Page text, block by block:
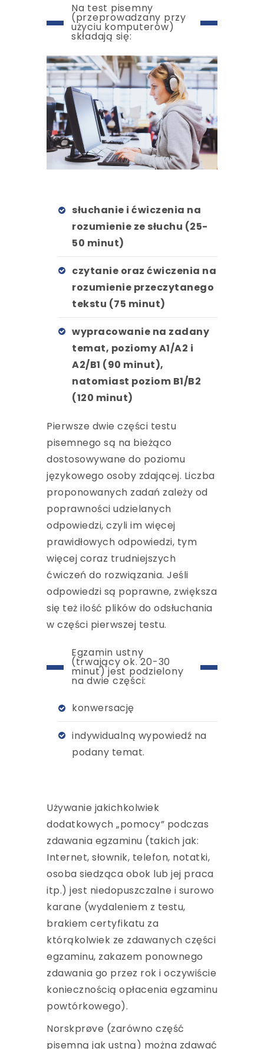
Na test pisemny
(przeprowadzany przy
użyciu komputerów)
składają się:
słuchanie i ćwiczenia na
rozumienie ze słuchu (25-
50 minut)
czytanie oraz ćwiczenia na
rozumienie przeczytanego
tekstu (75 minut)
wypracowanie na zadany
temat, poziomy A1/A2 i
A2/B1 (90 minut),
natomiast poziom B1/B2
(120 minut)
Pierwsze dwie części testu
pisemnego są na bieżąco
dostosowywane do poziomu
językowego osoby zdającej. Liczba
proponowanych zadań zależy od
poprawności udzielanych
odpowiedzi, czyli im więcej
prawidłowych odpowiedzi, tym
więcej coraz trudniejszych
ćwiczeń do rozwiązania. Jeśli
odpowiedzi są poprawne, zwiększa
się też ilość plików do odsłuchania
w części pierwszej testu.
Egzamin ustny
(trwający ok. 20-30
minut) jest podzielony
na dwie części:
konwersację
indywidualną wypowiedź na
podany temat.
Używanie jakichkolwiek
dodatkowych „pomocy” podczas
zdawania egzaminu (takich jak:
Internet, słownik, telefon, notatki,
osoba siedząca obok lub jej praca
itp.) jest niedopuszczalne i surowo
karane (wydaleniem z testu,
brakiem certyfikatu za
którąkolwiek ze zdawanych części
egzaminu, zakazem ponownego
zdawania go przez rok i oczywiście
koniecznością opłacenia egzaminu
powtórkowego).
Norskprøve (zarówno część
pisemną jak ustną) można zdawać